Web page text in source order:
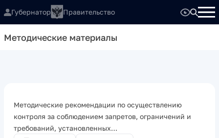
Губернатор Правительство
Методические материалы
Методические рекомендации по осуществлению
контроля за соблюдением запретов, ограничений и
требований, установленных…